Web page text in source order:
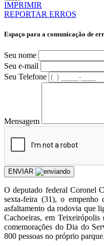
IMPRIMIR
REPORTAR ERROS
Espaço para a comunicação de
Seu nome
Seu e-mail
Seu Telefone
Mensagem
ENVIAR
O deputado federal Coronel
sexta-feira (31), o
asfaltamento da rodovia que
Cachoeiras, em
comemorações do Dia do
800 pessoas no próprio parque.